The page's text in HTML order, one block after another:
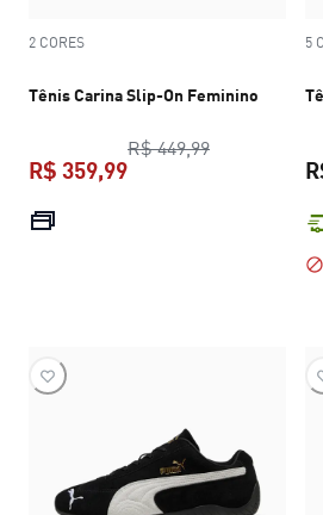
2 CORES
Tênis Carina Slip-On Feminino
R$ 449,99preço original
R$ 359,99
preço atual R$ 359,99
5